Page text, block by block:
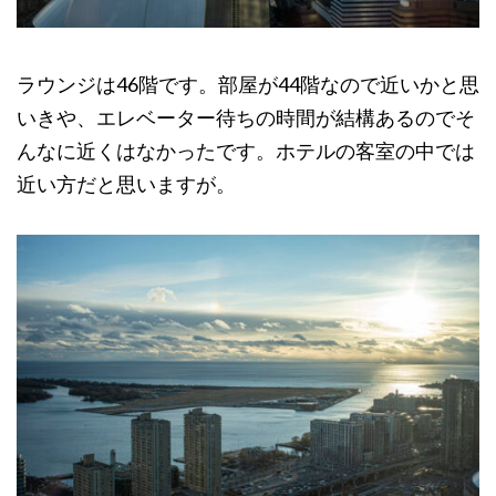
ラウンジは46階です。部屋が44階なので近いかと思
いきや、エレベーター待ちの時間が結構あるのでそ
んなに近くはなかったです。ホテルの客室の中では
近い方だと思いますが。